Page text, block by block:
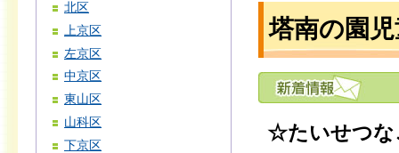
北区
上京区
左京区
中京区
東山区
山科区
下京区
塔南の園
☆たいせつな